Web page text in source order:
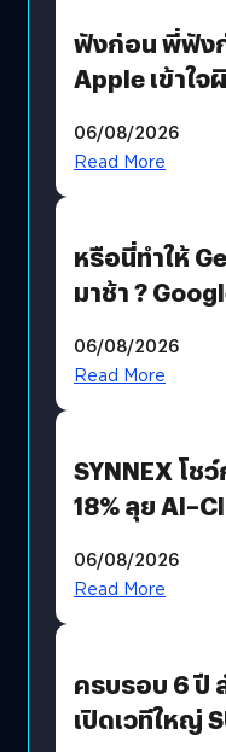
ฟังก่อน พี่ฟัง
Apple เข้าใจ
06/08/2026
Read More
หรือนี่ทำให้
มาช้า ?
AGI
06/08/2026
Read More
SYNNEX โช
18% ลุย
Revenue เร่ง
06/08/2026
Read More
ครบรอบ 6 ปี
เปิดเวทีใหญ่